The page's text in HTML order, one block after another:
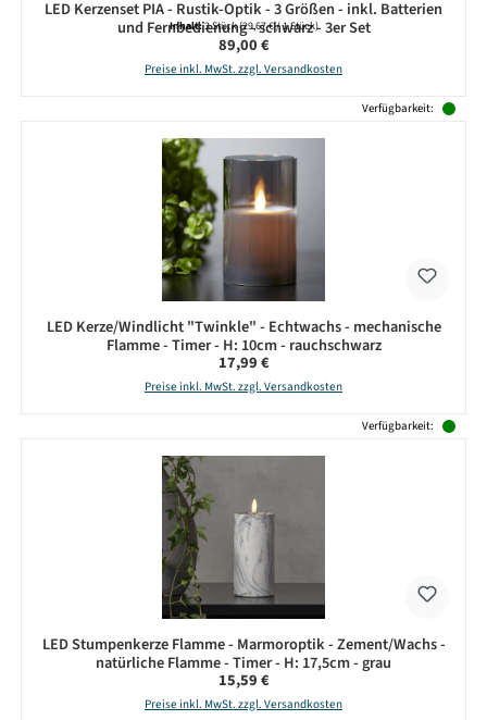
LED Kerzenset PIA - Rustik-Optik - 3 Größen - inkl. Batterien
und Fernbedienung - schwarz - 3er Set
Inhalt:3 Stück(29,67 € / 1 Stück)
Regulärer Preis:
89,00 €
Preise inkl. MwSt. zzgl. Versandkosten
Verfügbarkeit:
LED Kerze/Windlicht "Twinkle" - Echtwachs - mechanische
Flamme - Timer - H: 10cm - rauchschwarz
Regulärer Preis:
17,99 €
Preise inkl. MwSt. zzgl. Versandkosten
Verfügbarkeit:
LED Stumpenkerze Flamme - Marmoroptik - Zement/Wachs -
natürliche Flamme - Timer - H: 17,5cm - grau
Regulärer Preis:
15,59 €
Preise inkl. MwSt. zzgl. Versandkosten